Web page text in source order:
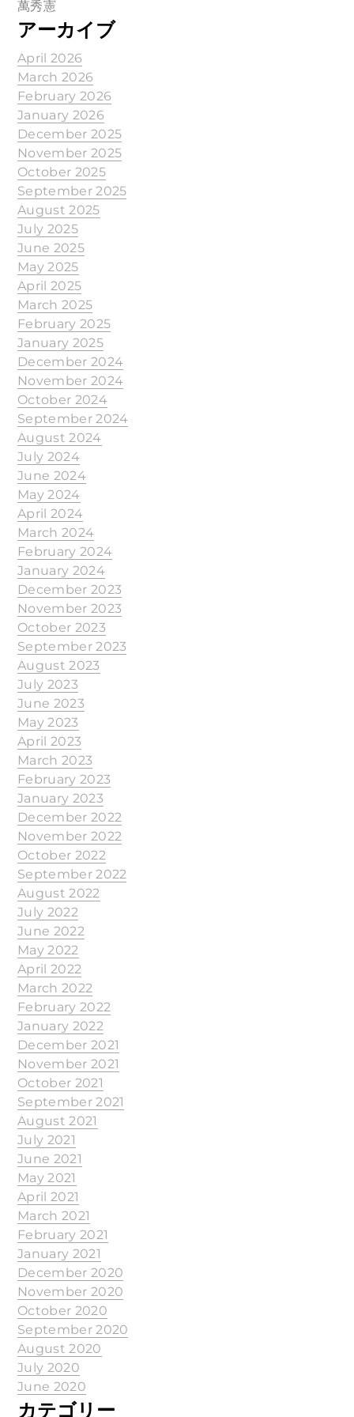
萬秀憲
アーカイブ
April 2026
March 2026
February 2026
January 2026
December 2025
November 2025
October 2025
September 2025
August 2025
July 2025
June 2025
May 2025
April 2025
March 2025
February 2025
January 2025
December 2024
November 2024
October 2024
September 2024
August 2024
July 2024
June 2024
May 2024
April 2024
March 2024
February 2024
January 2024
December 2023
November 2023
October 2023
September 2023
August 2023
July 2023
June 2023
May 2023
April 2023
March 2023
February 2023
January 2023
December 2022
November 2022
October 2022
September 2022
August 2022
July 2022
June 2022
May 2022
April 2022
March 2022
February 2022
January 2022
December 2021
November 2021
October 2021
September 2021
August 2021
July 2021
June 2021
May 2021
April 2021
March 2021
February 2021
January 2021
December 2020
November 2020
October 2020
September 2020
August 2020
July 2020
June 2020
カテゴリー